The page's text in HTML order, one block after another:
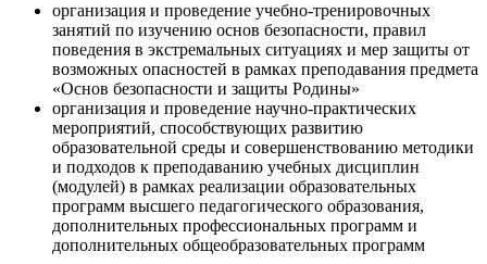
организация и проведение учебно-тренировочных
занятий по изучению основ безопасности, правил
поведения в экстремальных ситуациях и мер защиты от
возможных опасностей в рамках преподавания предмета
«Основ безопасности и защиты Родины»
организация и проведение научно-практических
мероприятий, способствующих развитию
образовательной среды и совершенствованию методики
и подходов к преподаванию учебных дисциплин
(модулей) в рамках реализации образовательных
программ высшего педагогического образования,
дополнительных профессиональных программ и
дополнительных общеобразовательных программ